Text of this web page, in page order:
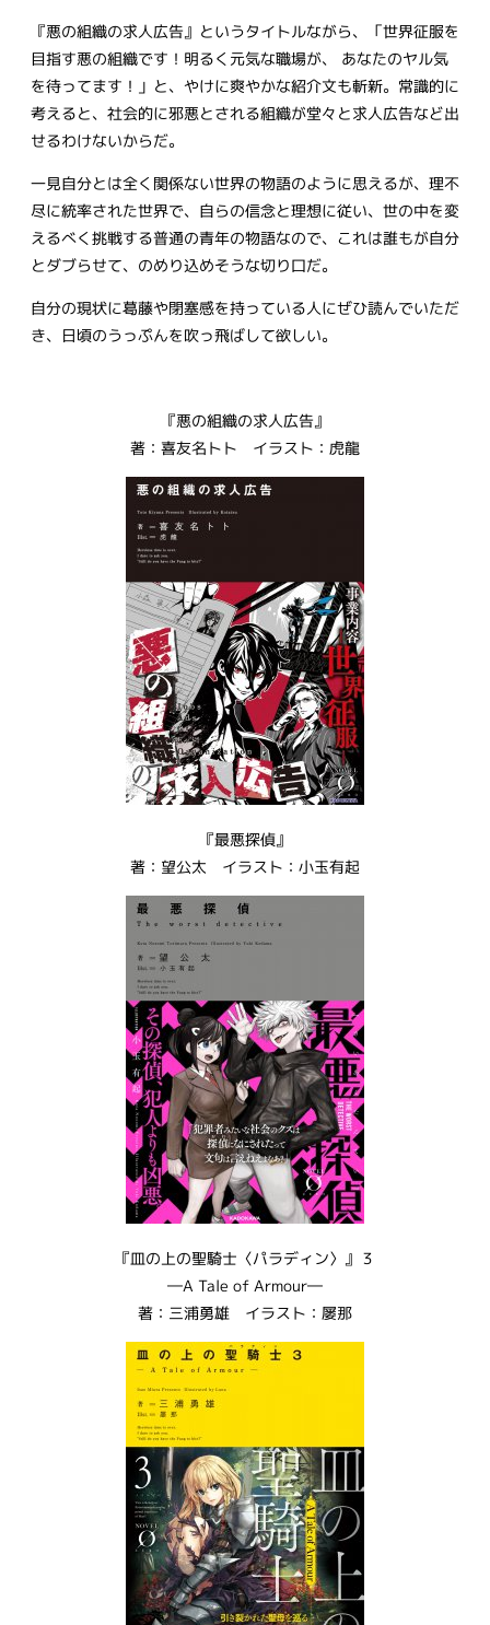
『悪の組織の求人広告』というタイトルながら、「世界征服を
目指す悪の組織です！明るく元気な職場が、 あなたのヤル気
を待ってます！」と、やけに爽やかな紹介文も斬新。常識的に
考えると、社会的に邪悪とされる組織が堂々と求人広告など出
せるわけないからだ。
一見自分とは全く関係ない世界の物語のように思えるが、理不
尽に統率された世界で、自らの信念と理想に従い、世の中を変
えるべく挑戦する普通の青年の物語なので、これは誰もが自分
とダブらせて、のめり込めそうな切り口だ。
自分の現状に葛藤や閉塞感を持っている人にぜひ読んでいただ
き、日頃のうっぷんを吹っ飛ばして欲しい。
『悪の組織の求人広告』
著：喜友名トト イラスト：虎龍
『最悪探偵』
著：望公太 イラスト：小玉有起
『皿の上の聖騎士〈パラディン〉』３
―A Tale of Armour―
著：三浦勇雄 イラスト：屡那